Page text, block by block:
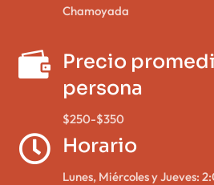
Chamoyada
 Precio
persona
$250-$350
 Horario
Lunes, Miércoles y Jueves: